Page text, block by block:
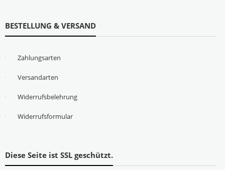
BESTELLUNG & VERSAND
Zahlungsarten
Versandarten
Widerrufsbelehrung
Widerrufsformular
Diese Seite ist SSL geschützt.